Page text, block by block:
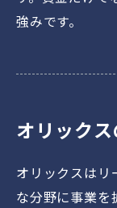
強みです。
オリック
オリックスはリ
な分野に事業を